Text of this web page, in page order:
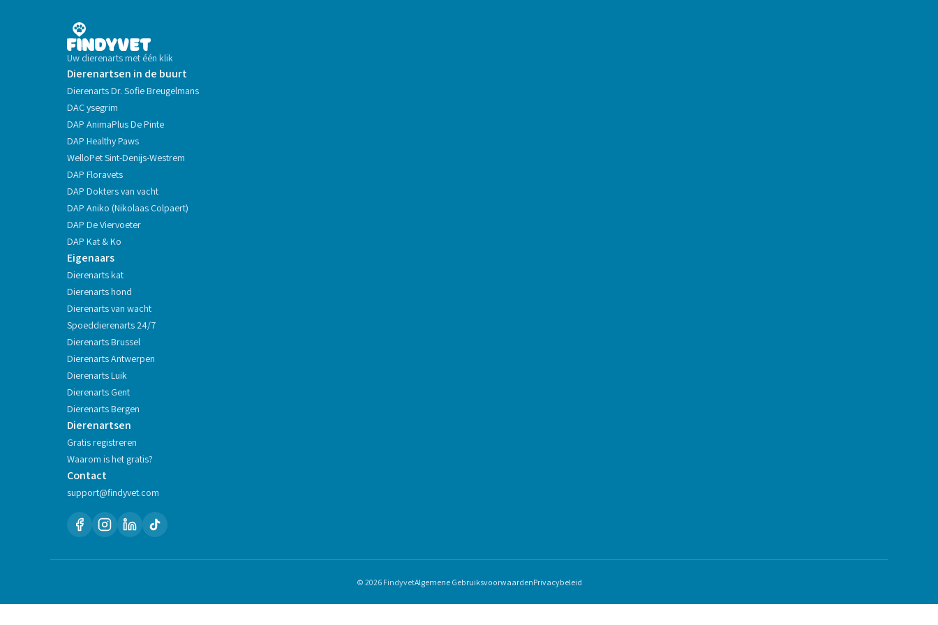
Uw dierenarts met één klik
Dierenartsen in de buurt
Dierenarts Dr. Sofie Breugelmans
DAC ysegrim
DAP AnimaPlus De Pinte
DAP Healthy Paws
WelloPet Sint-Denijs-Westrem
DAP Floravets
DAP Dokters van vacht
DAP Aniko (Nikolaas Colpaert)
DAP De Viervoeter
DAP Kat & Ko
Eigenaars
Dierenarts kat
Dierenarts hond
Dierenarts van wacht
Spoeddierenarts 24/7
DierenartsBrussel
DierenartsAntwerpen
DierenartsLuik
Dierenarts Gent
DierenartsBergen
Dierenartsen
Gratis registreren
Waarom is het gratis?
Contact
support@findyvet.com
© 2026 FindyvetAlgemene GebruiksvoorwaardenPrivacybeleid